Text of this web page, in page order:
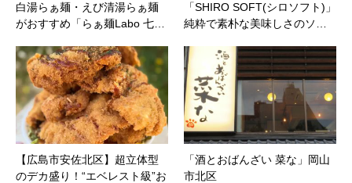
白湯らぁ麺・えび清湯らぁ麺
がおすすめ「らぁ麺Labo 七…
「SHIRO SOFT(シロソフト)」
純粋で素朴な美味しさのソ…
【広島市安佐北区】超立体型
のデカ盛り！“エベレスト級”お
「酒とおばんざい 菜な」岡山
市北区